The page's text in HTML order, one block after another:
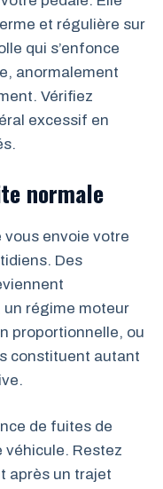
et régulière sur
qui s’enfonce
anormalement
Vérifiez
excessif en
normale
envoie votre
Des
régime moteur
proportionnelle, ou
constituent autant
de fuites de
véhicule. Restez
après un trajet